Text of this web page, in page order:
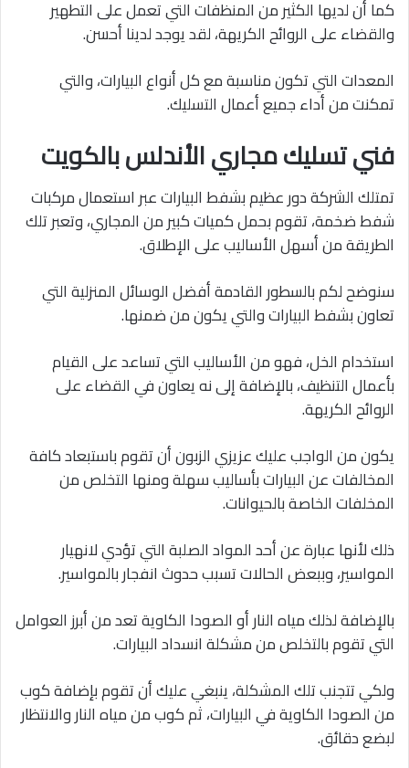
كما أن لديها الكثير من المنظفات التي تعمل على التطهير
والقضاء على الروائح الكريهة، لقد يوجد لدينا أحسن.
المعدات التي تكون مناسبة مع كل أنواع البيارات، والتي
تمكنت من أداء جميع أعمال التسليك.
فني تسليك مجاري الأندلس بالكويت
تمتلك الشركة دور عظيم بشفط البيارات عبر استعمال مركبات
شفط ضخمة، تقوم بحمل كميات كبير من المجاري، وتعبر تلك
الطريقة من أسهل الأساليب على الإطلاق.
سنوضح لكم بالسطور القادمة أفضل الوسائل المنزلية التي
تعاون بشفط البيارات والتي يكون من ضمنها.
استخدام الخل، فهو من الأساليب التي تساعد على القيام
بأعمال التنظيف، بالإضافة إلى نه يعاون في القضاء على
الروائح الكريهة.
يكون من الواجب عليك عزيزي الزبون أن تقوم باستبعاد كافة
المخالفات عن البيارات بأساليب سهلة ومنها التخلص من
المخلفات الخاصة بالحيوانات.
ذلك لأنها عبارة عن أحد المواد الصلبة التي تؤدي لانهيار
المواسير، وببعض الحالات تسبب حدوث انفجار بالمواسير.
بالإضافة لذلك مياه النار أو الصودا الكاوية تعد من أبرز العوامل
التي تقوم بالتخلص من مشكلة انسداد البيارات.
ولكي تتجنب تلك المشكلة، ينبغي عليك أن تقوم بإضافة كوب
من الصودا الكاوية في البيارات، ثم كوب من مياه النار والانتظار
لبضع دقائق.